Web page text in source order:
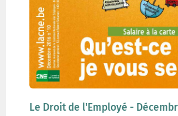
Le Droit de l'Employé -